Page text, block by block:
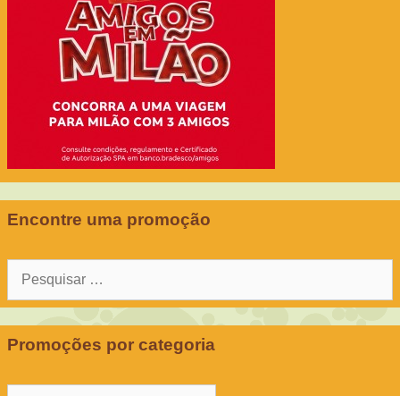
Encontre uma promoção
Pesquisar
Promoções por categoria